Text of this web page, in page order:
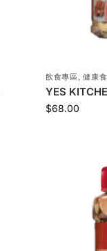
飲食專區,健康
YES
$68.00